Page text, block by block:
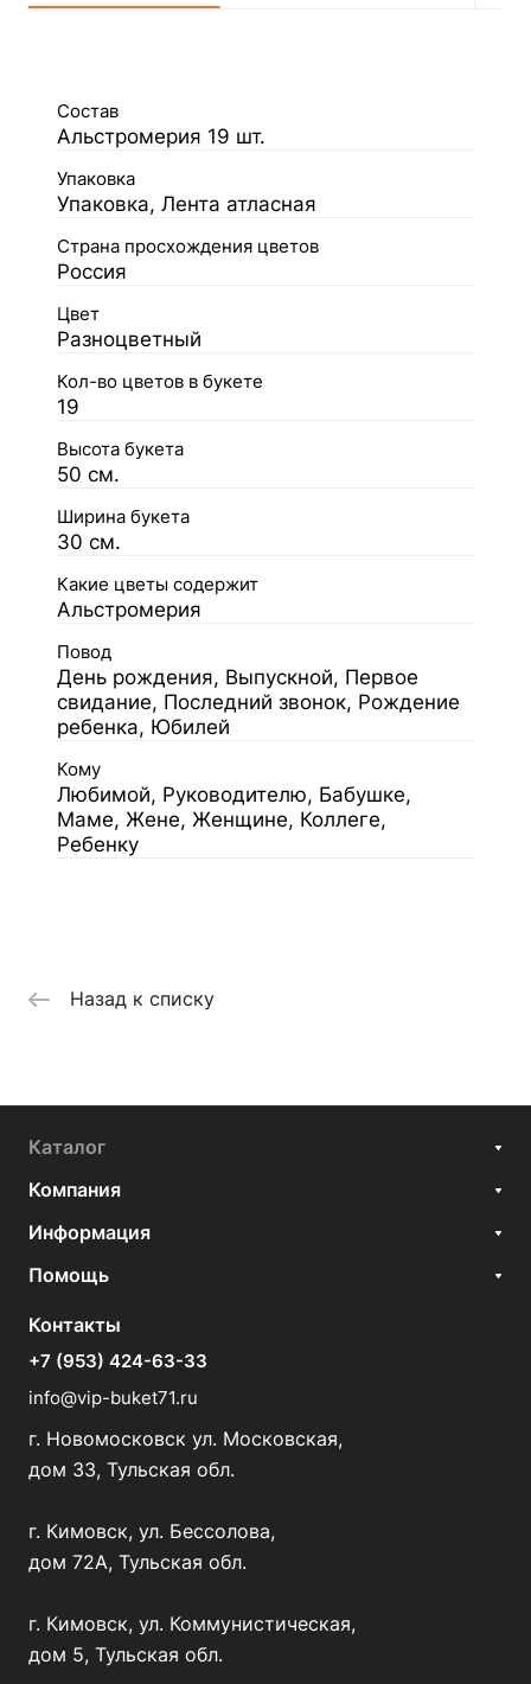
Состав
Альстромерия 19 шт.
Упаковка
Упаковка, Лента атласная
Страна просхождения цветов
Россия
Цвет
Разноцветный
Кол-во цветов в букете
19
Высота букета
50 см.
Ширина букета
30 см.
Какие цветы содержит
Альстромерия
Повод
День рождения, Выпускной, Первое
свидание, Последний звонок, Рождение
ребенка, Юбилей
Кому
Любимой, Руководителю, Бабушке,
Маме, Жене, Женщине, Коллеге,
Ребенку
Назад к списку
Каталог
Компания
Информация
Помощь
Контакты
+7 (953) 424-63-33
info@vip-buket71.ru
г. Новомосковск ул. Московская,
дом 33, Тульская обл.
г. Кимовск, ул. Бессолова,
дом 72А, Тульская обл.
г. Кимовск, ул. Коммунистическая,
дом 5, Тульская обл.